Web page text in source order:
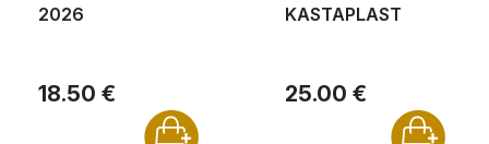
2026
18.50 €
KASTAPLAST
25.00 €